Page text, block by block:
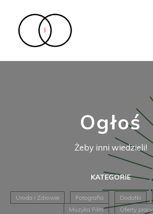
Ogłoś
Żeby inni wiedzieli!
KATEGORIE
Uroda i Zdrowie Fotografia Dodatki
Muzyka Film
Oferty pracy